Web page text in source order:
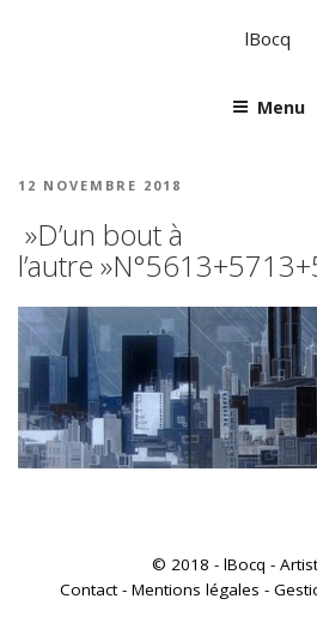
lBocq
Menu
12 NOVEMBRE 2018
»D’un bout à
l’autre
© 2018 - lBocq -
Contact- Mentions légales -